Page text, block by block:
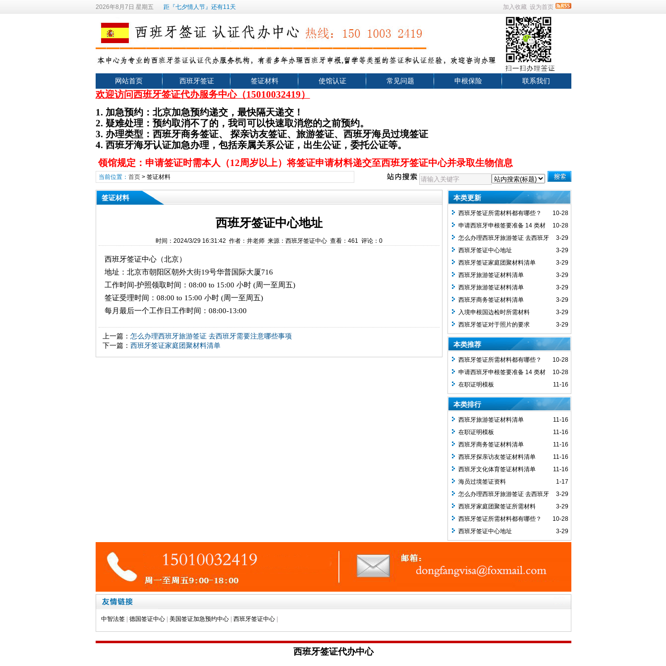
2026年8月7日 星期五 距『七夕情人节』还有11天 加入收藏 设为首页
网站首页 西班牙签证 签证材料 使馆认证 常见问题 申根保险 联系我们
欢迎访问西班牙签证代办服务中心（15010032419）
1. 加急预约：北京加急预约递交，最快隔天递交！
2. 疑难处理：预约取消不了的，我司可以快速取消您的之前预约。
3. 办理类型 ： 西班牙商务签证、 探亲访友签证、旅游签证、西班牙海员过境签证
4. 西班牙海牙认证加急办理，包括亲属关系公证，出生公证，委托公证等。
领馆规定：申请签证时需本人（12周岁以上）将签证申请材料递交至西班牙签证中心并录取生物信息
当前位置： 首页> 签证材料
签证材料
西班牙签证中心地址
时间：2024/3/29 16:31:42 作者：井老师 来源：西班牙签证中心 查看：461 评论：0
西班牙签证中心（北京）
地址：北京市朝阳区朝外大街19号华普国际大厦716
工作时间-护照领取时间：08:00 to 15:00 小时 (周一至周五)
签证受理时间： 08:00 to 15:00 小时 (周一至周五)
每月最后一个工作日工作时间： 08:00-13:00
上一篇： 怎么办理西班牙旅游签证 去西班牙需要注意哪些事项
下一篇： 西班牙签证家庭团聚材料清单
本类更新
10-28
西班牙签证所需材料都有哪些？
10-28
申请西班牙申根签要准备 14 类材
料，10 工作日补不齐就作废？
3-29
怎么办理西班牙旅游签证 去西班牙
需要注意哪些事项
3-29
西班牙签证中心地址
3-29
西班牙签证家庭团聚材料清单
3-29
西班牙旅游签证材料清单
3-29
西班牙旅游签证材料清单
3-29
西班牙商务签证材料清单
3-29
入境申根国边检时所需材料
3-29
西班牙签证对于照片的要求
本类推荐
10-28
西班牙签证所需材料都有哪些？
10-28
申请西班牙申根签要准备 14 类材
料，10 工作日补不齐就作废？
11-16
在职证明模板
本类排行
11-16
西班牙旅游签证材料清单
11-16
在职证明模板
11-16
西班牙商务签证材料清单
11-16
西班牙探亲访友签证材料清单
11-16
西班牙文化体育签证材料清单
1-17
海员过境签证资料
3-29
怎么办理西班牙旅游签证 去西班牙
需要注意哪些事项
3-29
西班牙家庭团聚签证所需材料
10-28
西班牙签证所需材料都有哪些？
3-29
西班牙签证中心地址
中智法签 德国签证中心 美国签证加急预约中心 西班牙签证中心
西班牙签证代办中心